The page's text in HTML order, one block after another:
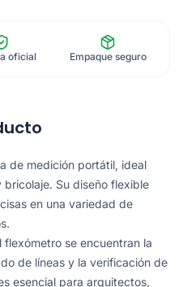
oficial Empaque seguro
de medición portátil, ideal
Su diseño flexible
en una variedad de
flexómetro se encuentran la
de líneas y la verificación de
esencial para arquitectos,